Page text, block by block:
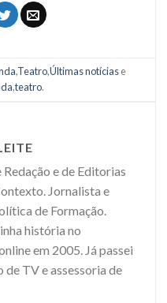
,Teatro,Últimas notíciase
,teatro.
e de Editorias
Jornalista e
de Formação.
história no
em 2005. Já passei
de TV e assessoria de